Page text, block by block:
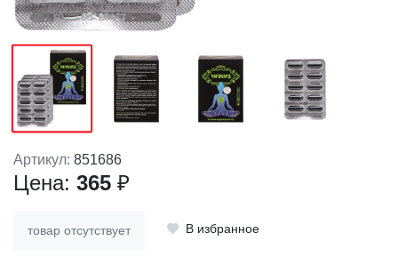
Артикул: 851686
Цена: 365 ₽
товар отсутствует В избранное